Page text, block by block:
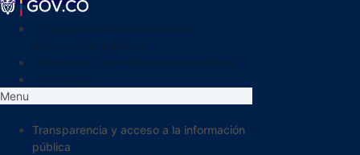
Menu
Transparencia y acceso a la información
pública